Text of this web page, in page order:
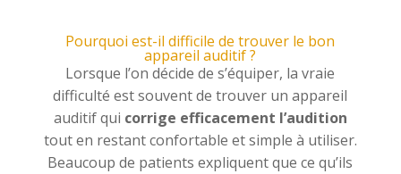
Pourquoi est-il difficile de trouver le bon
appareil auditif ?
Lorsque l’on décide de s’équiper, la vraie
difficulté est souvent de trouver un appareil
auditif qui corrige efficacement l’audition
tout en restant confortable et simple à utiliser.
Beaucoup de patients expliquent que ce qu’ils